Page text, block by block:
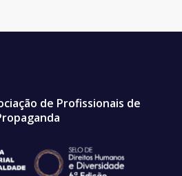
de Profissionais de